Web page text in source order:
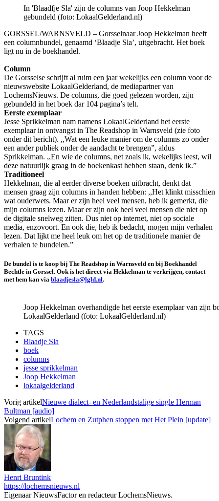
In 'Blaadfje Sla' zijn de columns van Joop Hekkelman
gebundeld (foto: LokaalGelderland.nl)
GORSSEL/WARNSVELD – Gorsselnaar Joop Hekkelman heeft
een columnbundel, genaamd ‘Blaadje Sla’, uitgebracht. Het boek
ligt nu in de boekhandel.
Column
De Gorsselse schrijft al ruim een jaar wekelijks een column voor de
nieuwswebsite LokaalGelderland, de mediapartner van
LochemsNieuws. De columns, die goed gelezen worden, zijn
gebundeld in het boek dar 104 pagina’s telt.
Eerste exemplaar
Jesse Sprikkelman nam namens LokaalGelderland het eerste
exemplaar in ontvangst in The Readshop in Warnsveld (zie foto
onder dit bericht). ,,Wat een leuke manier om de columns zo onder
een ander publiek onder de aandacht te brengen”, aldus
Sprikkelman. ,,En wie de columns, net zoals ik, wekelijks leest, wil
deze natuurlijk graag in de boekenkast hebben staan, denk ik.”
Traditioneel
Hekkelman, die al eerder diverse boeken uitbracht, denkt dat
mensen graag zijn columns in handen hebben: ,,Het klinkt misschien
wat ouderwets. Maar er zijn heel veel mensen, heb ik gemerkt, die
mijn columns lezen. Maar er zijn ook heel veel mensen die niet op
de digitale snelweg zitten. Dus niet op internet, niet op sociale
media, enzovoort. En ook die, heb ik bedacht, mogen mijn verhalen
lezen. Dat lijkt me heel leuk om het op de traditionele manier de
verhalen te bundelen.”
De bundel is te koop bij The Readshop in Warnsveld en bij Boekhandel
Bechtle in Gorssel. Ook is het direct via Hekkelman te verkrijgen, contact
met hem kan via blaadjesla@lgld.nl.
Joop Hekkelman overhandigde het eerste exemplaar van zijn
LokaalGelderland (foto: LokaalGelderland.nl)
TAGS
Blaadje Sla
boek
columns
jesse sprikkelman
Joop Hekkelman
lokaalgelderland
Vorig artikelNieuwe dialect- en Nederlandstalige single Herman
Bultman [audio]
Volgend artikelLochem en Zutphen stoppen met Het Plein [update]
Henri Bruntink
https://lochemsnieuws.nl
Eigenaar NieuwsFactor en redacteur LochemsNieuws.